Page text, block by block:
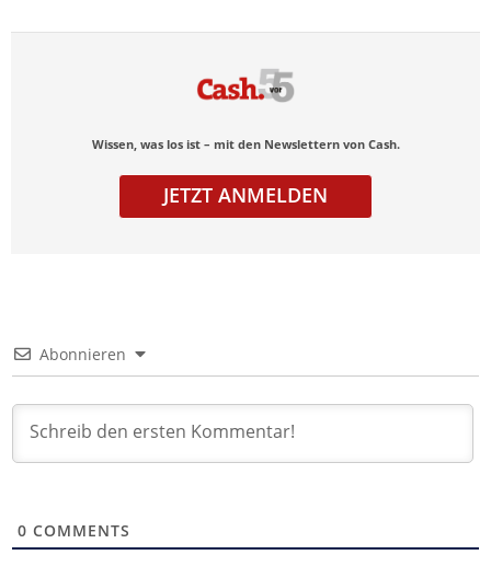
Wissen, was los ist – mit den Newslettern von Cash.
JETZT ANMELDEN
Abonnieren
0 COMMENTS